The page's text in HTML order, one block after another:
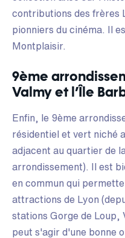
contributions des frères
pionniers du cinéma. Il
Montplaisir.
9ème
Valmy et l’Île
Enfin, le 9ème
résidentiel et vert niché
adjacent au quartier de
arrondissement). Il est
en commun qui
attractions de Lyon
stations Gorge de Loup,
peut s'agir d'une bonne